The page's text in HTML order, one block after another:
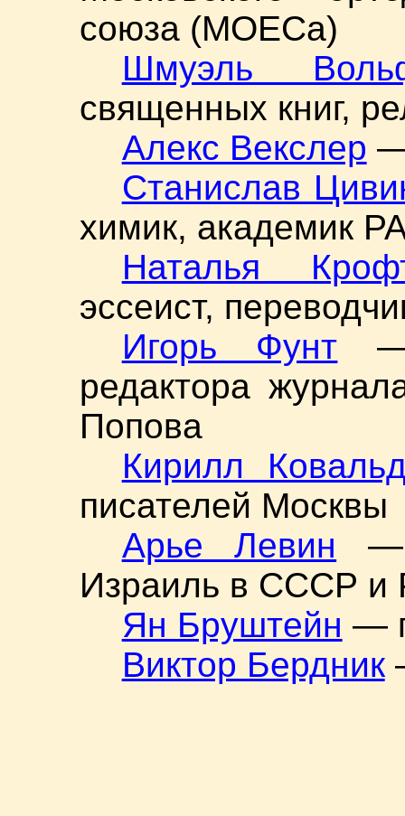
союза (МОЕСа)
Шмуэль
священных книг,
Алекс Векслер —
Станислав
химик, академик
Наталья
эссеист,
Игорь Фунт —
редактора
Попова
Кирилл
писателей Москвы
Арье Левин —
Израиль в СССР и
Ян Бруштейн —
Виктор Бердник